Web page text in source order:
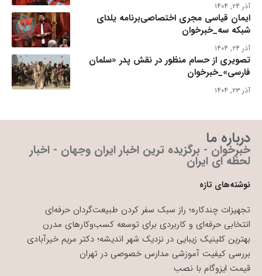
آذر ۲۴, ۱۴۰۴
ایمان قیاسی مجری اختصاصی‌برنامه یلدای
شبکه سه_خبرخوان
آذر ۲۴, ۱۴۰۴
تصویری از حسام منظور در نقش پدر «سلمان
فارسی»_خبرخوان
آذر ۲۳, ۱۴۰۴
درباره ما
خبرخوان - برگزیده ترین اخبار ایران وجهان - اخبار
لحظه ای ایران
نوشته‌های تازه
تجهیزات چندکاره؛ راز سبک سفر کردن طبیعت‌گردان حرفه‌ای
انتخابی حرفه‌ای و کاربردی برای توسعه کسب‌وکارهای مدرن
بهترین کلینیک زیبایی در نزدیک شهر اندیشه؛ دکتر مریم خیرآبادی
بررسی کیفیت آموزشی مدارس خصوصی در تهران
قیمت ایزوگام با نصب